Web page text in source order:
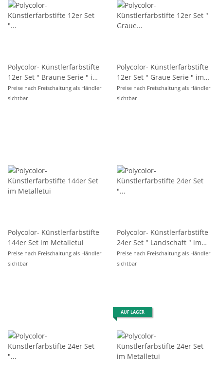
Polycolor- Künstlerfarbstifte
12er Set " Braune Serie " im
Metalletui / Blister
Preise nach Freischaltung als Händler
sichtbar
Polycolor- Künstlerfarbstifte
12er Set " Graue Serie " im
Metalletui / Blister
Preise nach Freischaltung als Händler
sichtbar
Polycolor- Künstlerfarbstifte
144er Set im Metalletui
Preise nach Freischaltung als Händler
sichtbar
Polycolor- Künstlerfarbstifte
24er Set " Landschaft " im
Metalletui / Blister
Preise nach Freischaltung als Händler
sichtbar
AUF LAGER